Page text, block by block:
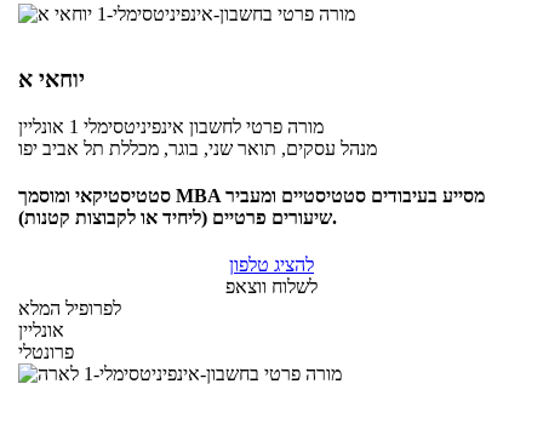
יוחאי א
מורה פרטי לחשבון אינפיניטסימלי 1
אונליין
מנהל עסקים, תואר שני, בוגר, מכללת תל אביב יפו
סטטיסטיקאי ומוסמך MBA מסייע בעיבודים סטטיסטיים ומעביר
שיעורים פרטיים (ליחיד או לקבוצות קטנות).
להציג טלפון
לשלוח ווצאפ
לפרופיל המלא
אונליין
פרונטלי